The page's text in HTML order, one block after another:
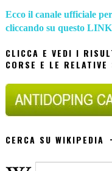
Ecco il canale ufficiale
cliccando su questo LINK
CLICCA E VEDI I
CORSE E LE RELATIVE
CERCA SU WIKIPEDIA